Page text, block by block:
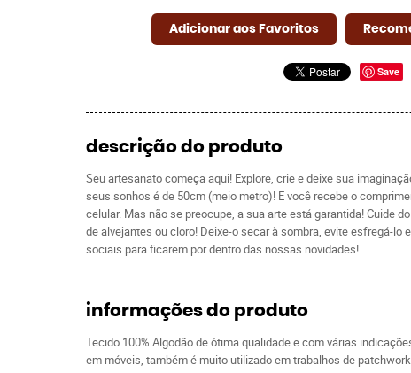
Adicionar aos Favoritos
Save
descrição do produto
Seu artesanato começa aqui! Explore, crie e deixe sua
seus sonhos é de 50cm (meio metro)! E você recebe o
celular. Mas não se preocupe, a sua arte está garantida! Cuide
de alvejantes ou cloro! Deixe-o secar à sombra, evite esfregá-
sociais para ficarem por dentro das nossas novidades!
informações do produto
Tecido 100% Algodão de ótima qualidade e com várias
em móveis, também é muito utilizado em trabalhos de